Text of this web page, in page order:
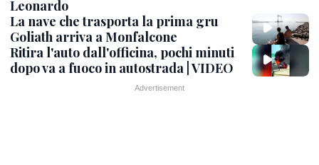
Leonardo
La nave che trasporta la prima gru
Goliath arriva a Monfalcone
Ritira l'auto dall'officina, pochi minuti
dopo va a fuoco in autostrada | VIDEO